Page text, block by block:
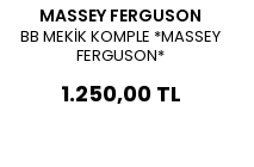
MASSEY FERGUSON
BB MEKİK KOMPLE *MASSEY
FERGUSON*
1.250,00 TL